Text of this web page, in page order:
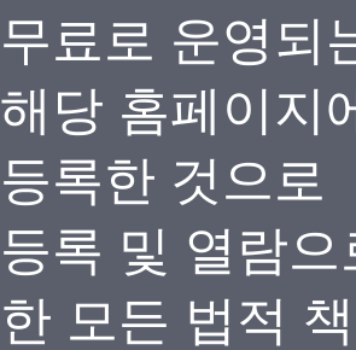
무료로 운영되
해당 홈페이지
등록한 것으로
등록 및 열람
한 모든 법적